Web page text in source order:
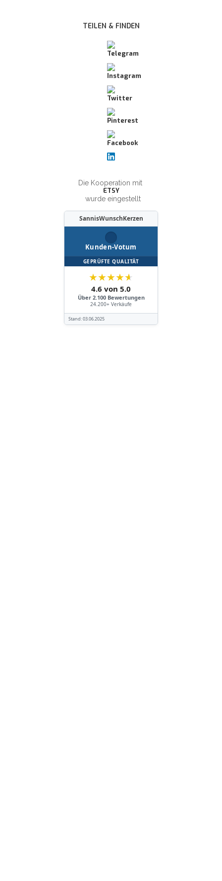
TEILEN & FINDEN
Die Kooperation mit
ETSY
wurde eingestellt
SannisWunschKerzen
Kunden-Votum
GEPRÜFTE QUALITÄT
★★★★★
4.6 von 5.0
Über 2.100 Bewertungen
24.200+ Verkäufe
Stand:03.06.2025